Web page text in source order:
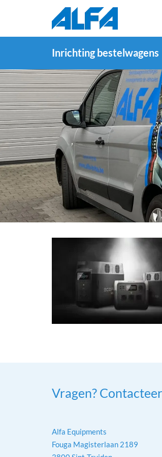
Inrichting bestelwagens
Vragen?
Alfa Equipments
Fouga Magisterlaan 2189